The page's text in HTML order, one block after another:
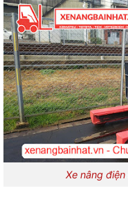
Xe nâng